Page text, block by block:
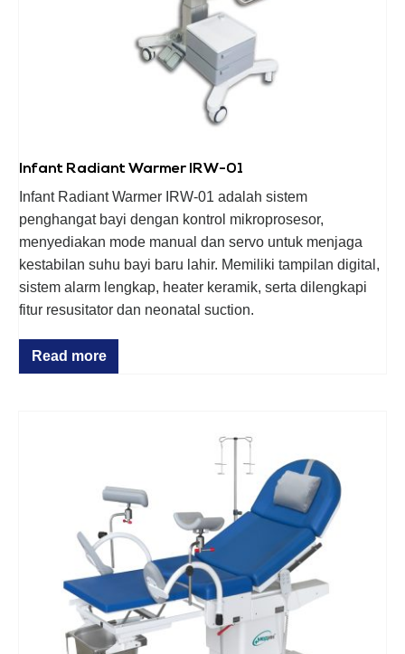
Infant Radiant Warmer IRW-01
Infant Radiant Warmer IRW-01 adalah sistem
penghangat bayi dengan kontrol mikroprosesor,
menyediakan mode manual dan servo untuk menjaga
kestabilan suhu bayi baru lahir. Memiliki tampilan digital,
sistem alarm lengkap, heater keramik, serta dilengkapi
fitur resusitator dan neonatal suction.
Read more